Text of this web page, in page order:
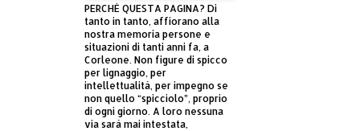
PERCHÈ QUESTA PAGINA? Di
tanto in tanto, affiorano alla
nostra memoria persone e
situazioni di tanti anni fa, a
Corleone. Non figure di spicco
per lignaggio, per
intellettualità, per impegno se
non quello “spicciolo”, proprio
di ogni giorno. A loro nessuna
via sarà mai intestata,